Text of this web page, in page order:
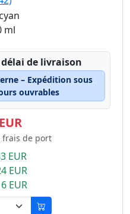
cyan
ml
de livraison
– Expédition sous
ouvrables
frais de port
EUR
EUR
EUR